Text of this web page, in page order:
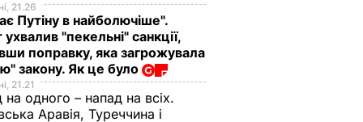
21.26
Путіну в найболючіше".
"пекельні" санкції,
поправку, яка загрожувала
закону. Як це було
21.21
на одного – напад на всіх.
Аравія, Туреччина і